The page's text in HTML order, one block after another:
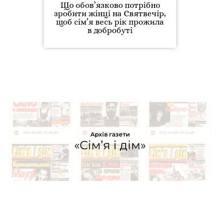
Що обов’язково потрібно
зробити жінці на Святвечір,
щоб сім’я весь рік прожила
в добробуті
Архів газети
«Сім’я і дім»